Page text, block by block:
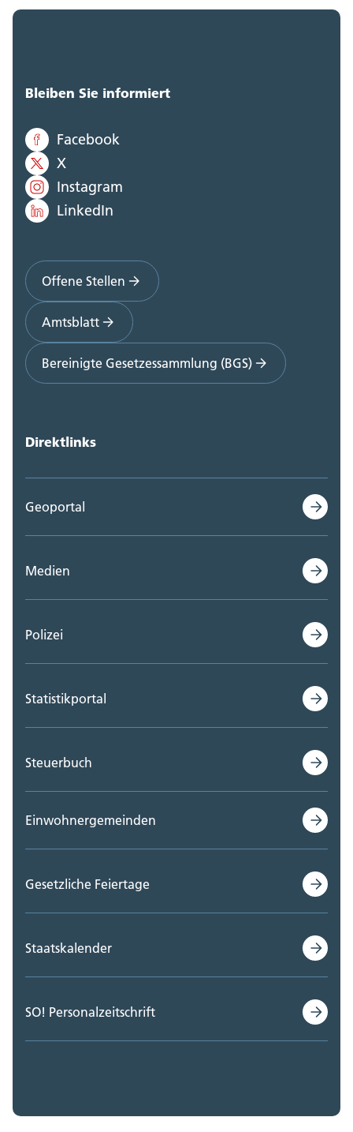
Bleiben Sie informiert
Facebook
X
Instagram
LinkedIn
Offene Stellen
Amtsblatt
Bereinigte Gesetzessammlung (BGS)
Direktlinks
Geoportal
Medien
Polizei
Statistikportal
Steuerbuch
Einwohnergemeinden
Gesetzliche Feiertage
Staatskalender
SO! Personalzeitschrift